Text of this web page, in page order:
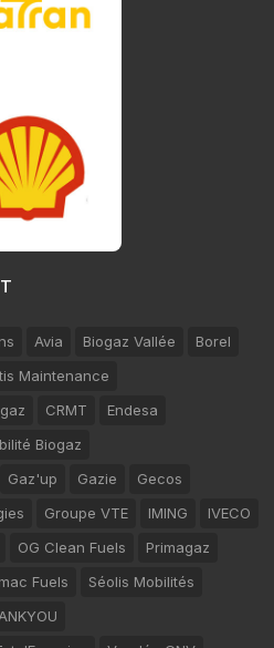
Avia Biogaz Vallée
Borel
Maintenance
CRMT
Endesa
Biogaz
Gaz'up Gazie
Gecos
Groupe VTE IMING
IVECO
OG Clean Fuels
Primagaz
Fuels
Séolis Mobilités